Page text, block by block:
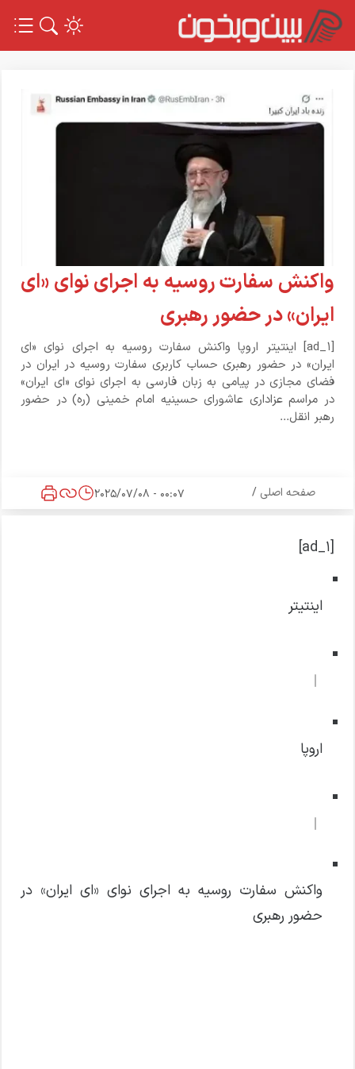
صفحه اصلی /
00:07 - 2025/07/08
واکنش سفارت روسیه به اجرای نوای «ای
ایران» در حضور رهبری
[ad_1] اینتیتر اروپا واکنش سفارت روسیه به اجرای نوای «ای
ایران» در حضور رهبری حساب کاربری سفارت روسیه در ایران در
فضای مجازی در پیامی به زبان فارسی به اجرای نوای «ای ایران»
در مراسم عزاداری عاشورای حسینیه امام خمینی (ره) در حضور
رهبر انقل...
[ad_1]
اینتیتر
اروپا
واکنش سفارت روسیه به اجرای نوای «ای ایران» در
حضور رهبری